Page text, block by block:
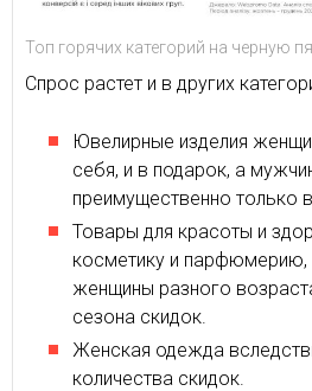
Топ горячих категорий на черную
Спрос растет и в других
Ювелирные изделия
себя, и в подарок, а
преимущественно только
Товары для красоты и
косметику и
женщины разного
сезона скидок.
Женская одежда
количества скидок.